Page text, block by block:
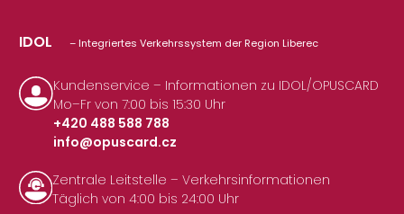
IDOL – Integriertes Verkehrssystem der Region Liberec
Kundenservice – Informationen zu IDOL/OPUSCARD
Mo–Fr von 7:00 bis 15:30 Uhr
+420 488 588 788
|
info@opuscard.cz
Zentrale Leitstelle – Verkehrsinformationen
Täglich von 4:00 bis 24:00 Uhr